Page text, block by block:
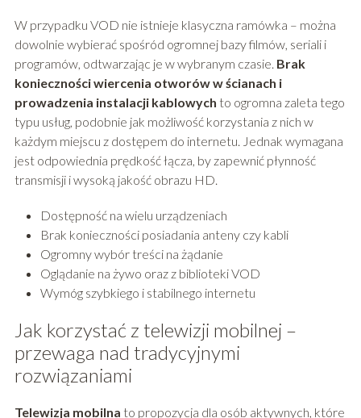
W przypadku VOD nie istnieje klasyczna ramówka – można
dowolnie wybierać spośród ogromnej bazy filmów, seriali i
programów, odtwarzając je w wybranym czasie. Brak
konieczności wiercenia otworów w ścianach i
prowadzenia instalacji kablowych to ogromna zaleta tego
typu usług, podobnie jak możliwość korzystania z nich w
każdym miejscu z dostępem do internetu. Jednak wymagana
jest odpowiednia prędkość łącza, by zapewnić płynność
transmisji i wysoką jakość obrazu HD.
Dostępność na wielu urządzeniach
Brak konieczności posiadania anteny czy kabli
Ogromny wybór treści na żądanie
Oglądanie na żywo oraz z biblioteki VOD
Wymóg szybkiego i stabilnego internetu
Jak korzystać z telewizji mobilnej –
przewaga nad tradycyjnymi
rozwiązaniami
Telewizja mobilna to propozycja dla osób aktywnych, które